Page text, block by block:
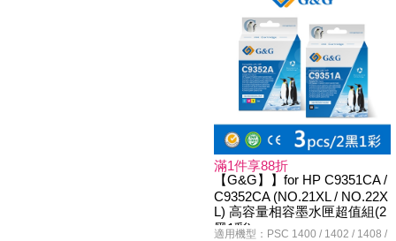
滿1件享88折
【G&G】】for HP C9351CA /
C9352CA (NO.21XL / NO.22X
L) 高容量相容墨水匣超值組(2
黑1彩)
適用機型：PSC 1400 / 1402 / 1408 /